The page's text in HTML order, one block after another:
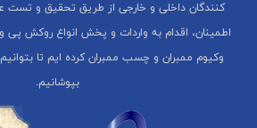
کنندگان داخلی و خارجی از طریق تحقیق و تست
اطمینان، اقدام به واردات و پخش انواع
وکیوم ممبران و چسب ممبران کرده ایم تا
بپوشانیم.